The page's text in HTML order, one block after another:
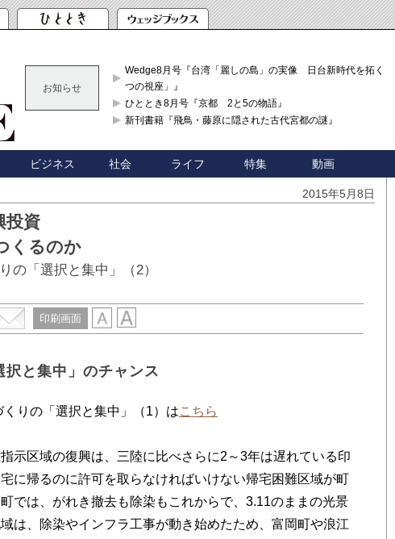
お知らせ
Wedge8月号『台湾「麗しの島」の実像 日台新時代を拓く「3
つの視座」』
ひととき8月号『京都 2と5の物語』
新刊書籍『飛鳥・藤原に隠された古代宮都の謎』
ビジネス 社会 ライフ 特集 動画
2015年5月8日
投資
くるのか
の「選択と集中」（2）
印刷画面
と集中」のチャンス
りの「選択と集中」（1）はこちら
示区域の復興は、三陸に比べさらに2～3年は遅れている印
に帰るのに許可を取らなければいけない帰宅困難区域が町
では、がれき撤去も除染もこれからで、3.11のままの光景
は、除染やインフラ工事が動き始めたため、富岡町や浪江